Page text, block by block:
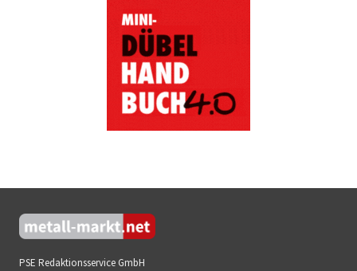
PSE Redaktionsservice GmbH